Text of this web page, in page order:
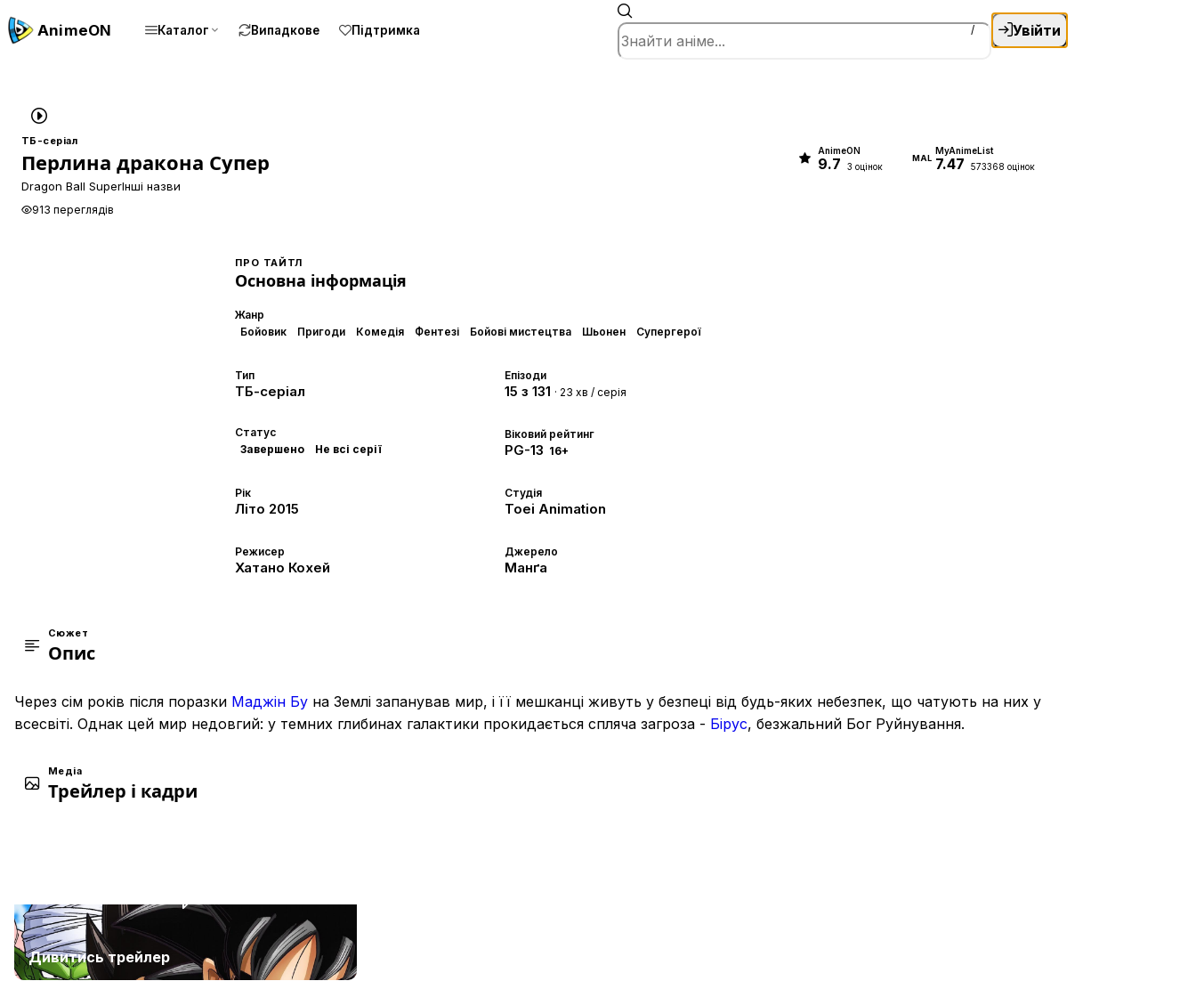
AnimeON Каталог Випадкове Підтримка / Увійти
ТБ-серіал
Перлина дракона Супер
Dragon Ball SuperІнші назви
913 переглядів
AnimeON
9.7 3 оцінок
MAL
MyAnimeList
7.47 573368 оцінок
ПРО ТАЙТЛ
Основна інформація
Жанр
Бойовик
Пригоди Комедія Фентезі Бойові мистецтва Шьонен Супергерої
Тип
ТБ-серіал
Епізоди
15 з 131 · 23 хв / серія
Статус
Завершено
Не всі серії
Віковий рейтинг
PG-13 16+
Рік
Літо 2015
Студія
Toei Animation
Режисер
Хатано Кохей
Джерело
Манґа
Сюжет
Опис
Через сім років після поразки Маджін Бу на Землі запанував мир, і її мешканці живуть у безпеці від будь-яких небезпек, що чатують на них у
всесвіті. Однак цей мир недовгий: у темних глибинах галактики прокидається спляча загроза - Бірус, безжальний Бог Руйнування.
Медіа
Трейлер і кадри
Дивитись трейлер